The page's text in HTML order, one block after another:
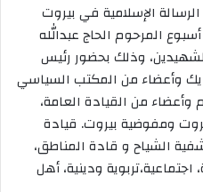
الإسلامية في بيروت
المرحوم الحاج عبدالله
وذلك بحضور رئيس
وأعضاء من المكتب السياسي
وأعضاء من القيادة العامة،
ومفوضية بيروت. قيادة
الشياح و قادة المناطق،
ودينية، أهل